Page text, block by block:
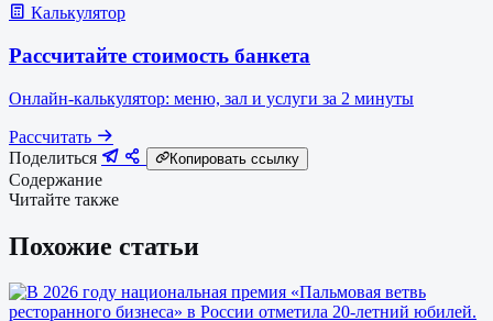
Калькулятор
Рассчитайте стоимость банкета
Онлайн-калькулятор: меню, зал и услуги за 2 минуты
Рассчитать
Поделиться
Копировать ссылку
Содержание
Читайте также
Похожие статьи